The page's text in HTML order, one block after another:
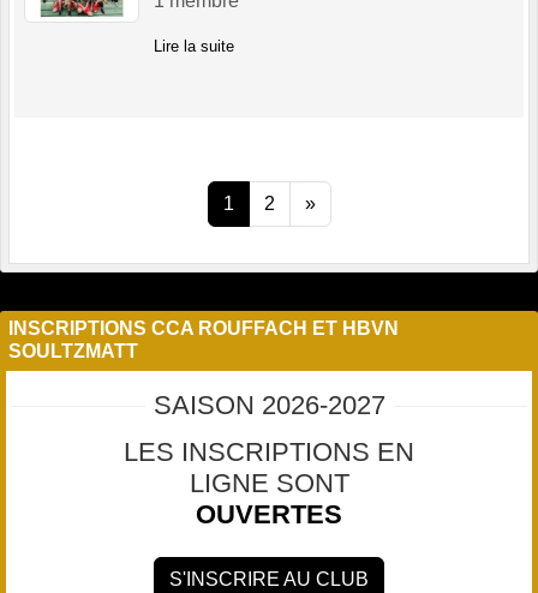
Lire la suite
1 2 »
INSCRIPTIONS CCA ROUFFACH ET HBVN
SOULTZMATT
SAISON 2026-2027
LES INSCRIPTIONS EN
LIGNE SONT
OUVERTES
S'INSCRIRE AU CLUB